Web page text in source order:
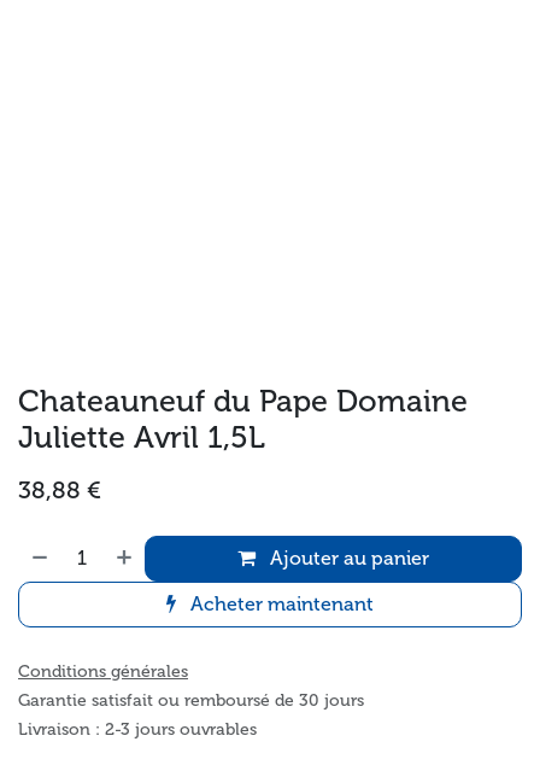
Chateauneuf du Pape Domaine
Juliette Avril 1,5L
38,88 €
Ajouter au panier
Acheter maintenant
Conditions générales
Garantie satisfait ou remboursé de 30 jours
Livraison : 2-3 jours ouvrables